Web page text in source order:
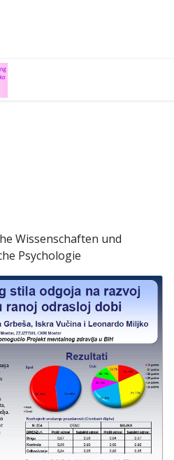
Wissenschaften und
Psychologie